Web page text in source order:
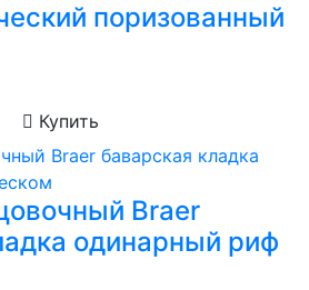
поризованный
Купить
Braer
одинарный риф